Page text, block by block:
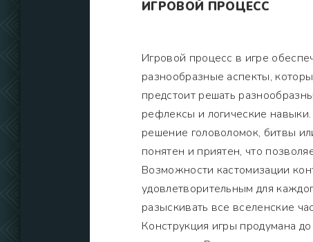
ИГРОВОЙ ПРОЦЕСС
Игровой процесс в игре
разнообразные аспекты,
предстоит решать
рефлексы и логические
решение головоломок, битвы
понятен и приятен, что
Возможности кастомизации
удовлетворительным для
разыскивать все вселенские
Конструкция игры продумана